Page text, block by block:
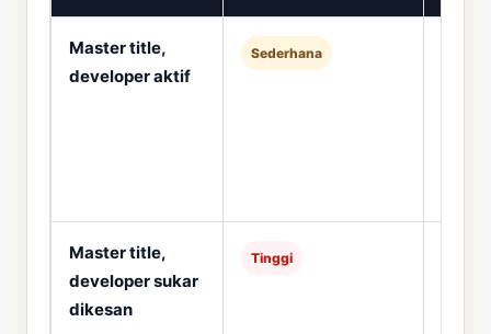
Master title,
developer aktif
Sederhana
Master title,
developer sukar
dikesan
Tinggi